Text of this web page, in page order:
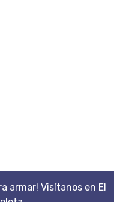
armar! Visítanos en El